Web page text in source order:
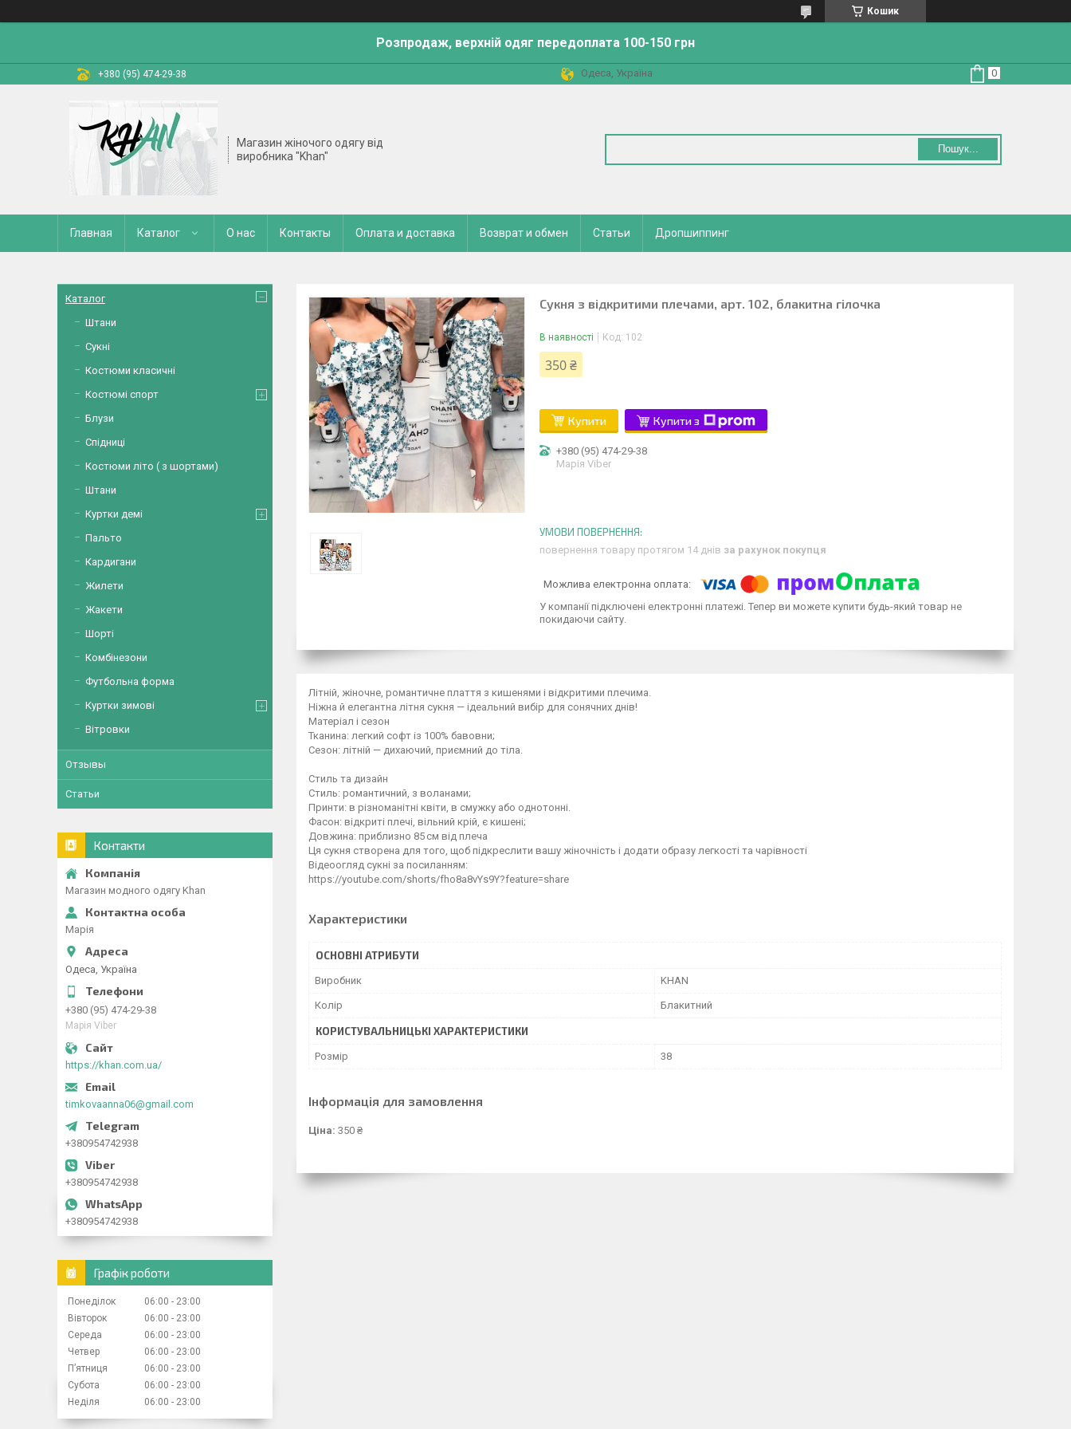
Кошик
Розпродаж, верхній одяг передоплата 100-150 грн
+380 (95) 474-29-38 Одеса, Україна
Магазин жіночого одягу від
виробника "Khan"
Пошук...
Главная Каталог О нас Контакты Оплата и доставка Возврат и обмен Статьи Дропшиппинг
Сукня з відкритими плечами, арт. 102, блакитна гілочка
В наявності Код: 102
350 ₴
Купити Купити з
+380 (95) 474-29-38
Марія Viber
повернення товару протягом 14 днів за рахунок покупця
У компанії підключені електронні платежі. Тепер ви можете купити будь-який товар не
покидаючи сайту.
Літній, жіночне, романтичне плаття з кишенями і відкритими плечима.
Ніжна й елегантна літня сукня — ідеальний вибір для сонячних днів!
Матеріал і сезон
Тканина: легкий софт із 100% бавовни;
Сезон: літній — дихаючий, приємний до тіла.
Стиль та дизайн
Стиль: романтичний, з воланами;
Принти: в різноманітні квіти, в смужку або однотонні.
Фасон: відкриті плечі, вільний крій, є кишені;
Довжина: приблизно 85 см від плеча
Ця сукня створена для того, щоб підкреслити вашу жіночність і додати образу легкості та чарівності
Відеоогляд сукні за посиланням:
https://youtube.com/shorts/fho8a8vYs9Y?feature=share
Характеристики
ОСНОВНІ АТРИБУТИ
Виробник KHAN
Колір Блакитний
КОРИСТУВАЛЬНИЦЬКІ ХАРАКТЕРИСТИКИ
Розмір 38
Інформація для замовлення
Ціна: 350 ₴
Каталог
Штани
Сукні
Костюми класичні
Костюмі спорт
Блузи
Спідниці
Костюми літо ( з шортами)
Штани
Куртки демі
Пальто
Кардигани
Жилети
Жакети
Шорті
Комбінезони
Футбольна форма
Куртки зимові
Вітровки
Отзывы
Статьи
Контакти
Магазин модного одягу Khan
Марія
Одеса, Україна
+380 (95) 474-29-38
Марія Viber
https://khan.com.ua/
timkovaanna06@gmail.com
+380954742938
+380954742938
+380954742938
Графік роботи
Понеділок 06:00
23:00
Вівторок
06:00
23:00
Середа
06:00
23:00
Четвер
06:00
23:00
Пʼятниця
06:00
23:00
Субота
06:00
23:00
Неділя
06:00 23:00